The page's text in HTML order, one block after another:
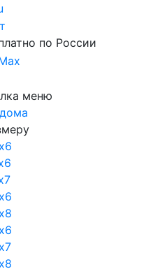
по России